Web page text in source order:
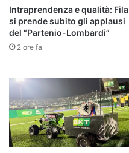
Intraprendenza e qualità: Fila
si prende subito gli applausi
del “Partenio-Lombardi”
2 ore fa